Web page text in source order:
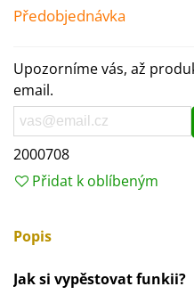
Předobjednávka
Upozorníme vás, až
email.
2000708
Přidat k oblíbeným
Popis
Jak si vypěstovat funkii?